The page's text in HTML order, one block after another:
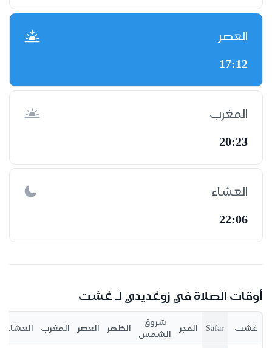
العصر
17:12
المغرب
20:23
العشاء
22:06
أوقات الصلاة في زوغديدي لـ غشت
غشت Safar الفجر
شروق
الشمس
الظهر العصر المغرب العشاء